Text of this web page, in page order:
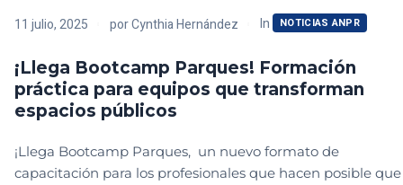
11 julio, 2025 porCynthia Hernández In NOTICIAS ANPR
¡Llega Bootcamp Parques! Formación
práctica para equipos que transforman
espacios públicos
¡Llega Bootcamp Parques, un nuevo formato de
capacitación para los profesionales que hacen posible que